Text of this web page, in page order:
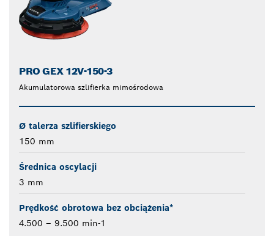
PRO GEX 12V-150-3
Akumulatorowa szlifierka mimośrodowa
Ø talerza szlifierskiego
150 mm
Średnica oscylacji
3 mm
Prędkość obrotowa bez obciążenia*
4.500 – 9.500 min-1